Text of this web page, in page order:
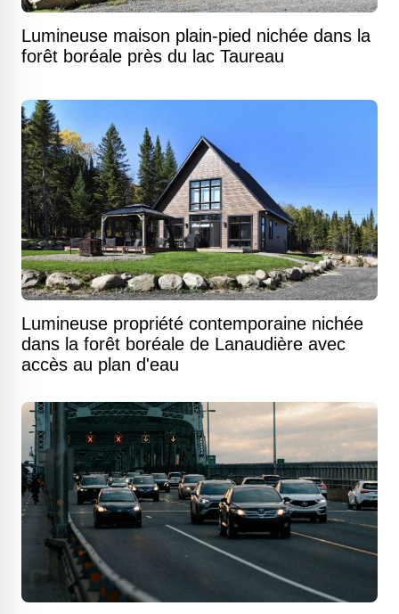
Lumineuse maison plain-pied nichée dans la
forêt boréale près du lac Taureau
Lumineuse propriété contemporaine nichée
dans la forêt boréale de Lanaudière avec
accès au plan d'eau